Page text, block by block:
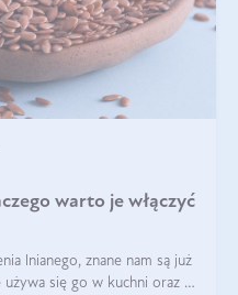
warto je włączyć
lnianego, znane nam są już
używa się go w kuchni oraz w